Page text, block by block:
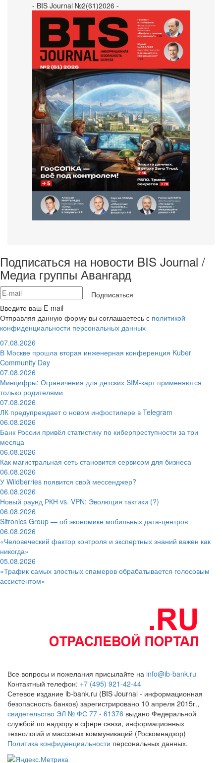
- BIS Journal №2(61)2026 -
Подписаться на новости BIS Journal /
Медиа группы Авангард
Подписаться
Введите ваш E-mail
Отправляя данную форму вы соглашаетесь с политикой
конфиденциальности персональных данных
07.08.2026
В Москве прошла вторая инженерная конференция Kuber
Community Day
07.08.2026
Минцифры: Ограничения для детских SIM-карт применяются
только родителями
07.08.2026
ЛК предупреждает о новом инфостилере в Telegram
06.08.2026
Банк России привёл статистику по киберпреступности за три
месяца
06.08.2026
Как магистральная сеть становится сервисом для бизнеса
06.08.2026
У Wildberries появится свой мессенджер?
06.08.2026
Новый раунд РКН vs. VPN: Эволюция тактики (?)
06.08.2026
Sitronics Group — об экономике мобильных дата-центров
06.08.2026
«Человеческий фактор контроля и экспертных знаний важен как
никогда»
05.08.2026
«Трафик самых злостных спамеров обрабатывается голосовым
ассистентом»
Все вопросы и пожелания присылайте на info@ib-bank.ru
Контактный телефон: +7 (495) 921-42-44
Сетевое издание ib-bank.ru (BIS Journal - информационная
безопасность банков) зарегистрировано 10 апреля 2015г.,
свидетельство ЭЛ № ФС 77 - 61376 выдано Федеральной
службой по надзору в сфере связи, информационных
технологий и массовых коммуникаций (Роскомнадзор)
Политика конфиденциальности персональных данных.